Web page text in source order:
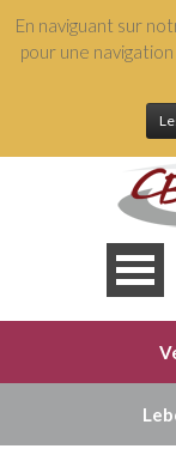
En naviguant sur
pour une